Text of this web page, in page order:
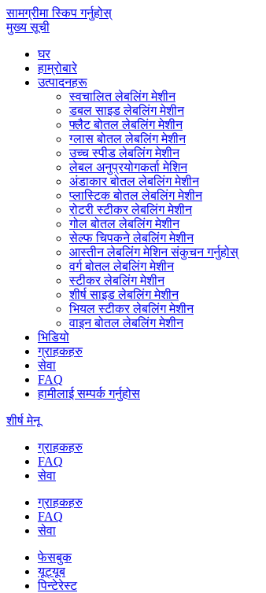
सामग्रीमा स्किप गर्नुहोस्
मुख्य सूची
घर
हाम्रोबारे
उत्पादनहरू
स्वचालित लेबलिंग मेशीन
डबल साइड लेबलिंग मेशीन
फ्लैट बोतल लेबलिंग मेशीन
ग्लास बोतल लेबलिंग मेशीन
उच्च स्पीड लेबलिंग मेशीन
लेबल अनुप्रयोगकर्ता मेशिन
अंडाकार बोतल लेबलिंग मेशीन
प्लास्टिक बोतल लेबलिंग मेशीन
रोटरी स्टीकर लेबलिंग मेशीन
गोल बोतल लेबलिंग मेशीन
सेल्फ चिपकने लेबलिंग मेशीन
आस्तीन लेबलिंग मेशिन संकुचन गर्नुहोस्
वर्ग बोतल लेबलिंग मेशीन
स्टीकर लेबलिंग मेशीन
शीर्ष साइड लेबलिंग मेशीन
भियल स्टीकर लेबलिंग मेशीन
वाइन बोतल लेबलिंग मेशीन
भिडियो
ग्राहकहरु
सेवा
FAQ
हामीलाई सम्पर्क गर्नुहोस
शीर्ष मेनू
ग्राहकहरु
FAQ
सेवा
ग्राहकहरु
FAQ
सेवा
फेसबुक
यूट्यूब
पिन्टेरेस्ट